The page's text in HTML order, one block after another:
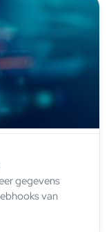
gegevens
van